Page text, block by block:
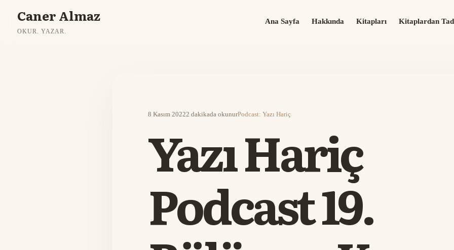
Caner Almaz
OKUR. YAZAR.
Ana Sayfa Hakkında Kitapları Kitaplardan
8 Kasım 20222 dakikada okunurPodcast: Yazı Hariç
Yazı Hariç
Podcast 19.